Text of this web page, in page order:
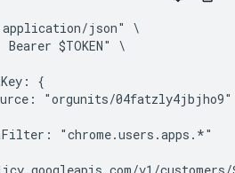
json" \
Bearer $TOKEN" \
{
"orgunits/04fatzly4jbjho9"
"chrome.users.apps.*"